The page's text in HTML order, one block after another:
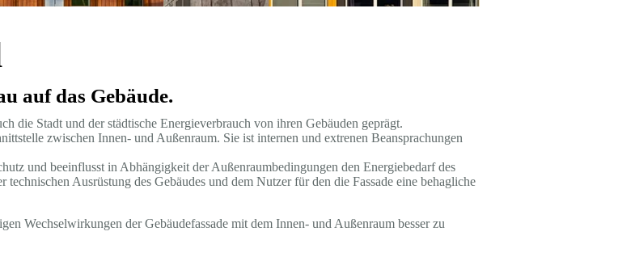
auf das Gebäude.
die Stadt und der städtische Energieverbrauch von ihren Gebäuden geprägt.
zwischen Innen- und Außenraum. Sie ist internen und extrenen Beansprachungen
und beeinflusst in Abhängigkeit der Außenraumbedingungen den Energiebedarf des
Ausrüstung des Gebäudes und dem Nutzer für den die Fassade eine behagliche
Wechselwirkungen der Gebäudefassade mit dem Innen- und Außenraum besser zu